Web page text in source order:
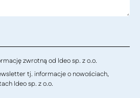
zwrotną od Ideo sp. z o.o.
tj. informacje o nowościach,
Ideo sp. z o.o.